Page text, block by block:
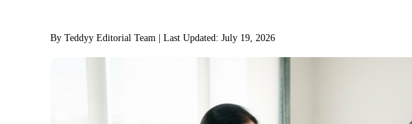
By Teddyy Editorial Team | Last Updated: July 19, 2026